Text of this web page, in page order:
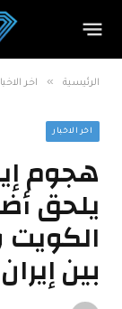
الرئيسية » اخر
اخر الاخبار
هجوم
يلحق
بين